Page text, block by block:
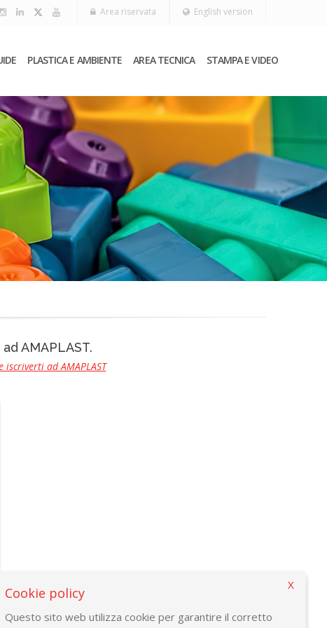
English version
Area riservata
PLASTICA E AMBIENTE AREA TECNICA STAMPA E VIDEO
AMAPLAST.
iscriverti ad AMAPLAST
Cookie policy
Questo sito web utilizza cookie per garantire il corretto
X